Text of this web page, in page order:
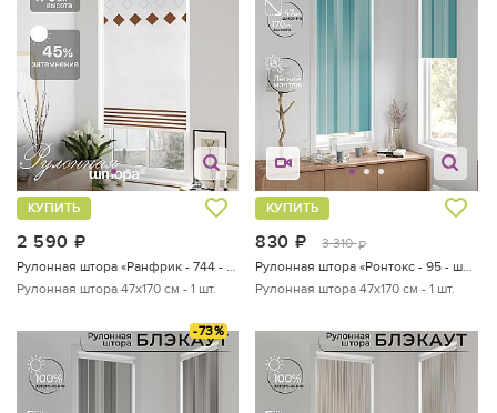
2 590
КУПИТЬ
Рулонная штора 47х170 см - 1 шт.
830 руб.
3 310 руб.
КУПИТЬ
Рулонная штора 47х170 см - 1 шт.
-73%